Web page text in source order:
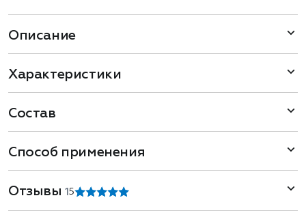
Описание
Характеристики
Состав
Способ применения
Отзывы1 5